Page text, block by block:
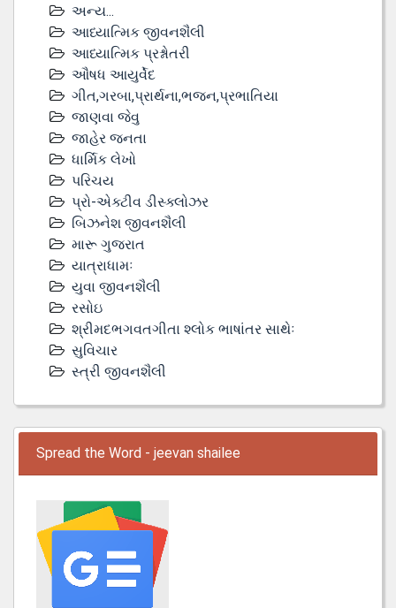
અન્ય...
આધ્યાત્મિક જીવનશૈલી
આધ્યાત્મિક પ્રશ્નોતરી
ઔષધ આયુર્વેદ
ગીત,ગરબા,પ્રાર્થના,ભજન,પ્રભાતિયા
જાણવા જેવુ
જાહેર જનતા
ધાર્મિક લેખો
પરિચય
પ્રો-એક્ટીવ ડીસ્‍ક્લોઝર
બિઝનેશ જીવનશૈલી
મારૂ ગુજરાત
યાત્રાધામઃ
યુવા જીવનશૈલી
રસોઇ
શ્રીમદભગવતગીતા શ્લોક ભાષાંતર સાથેઃ
સુવિચાર
સ્ત્રી જીવનશૈલી
Spread the Word - jeevan shailee